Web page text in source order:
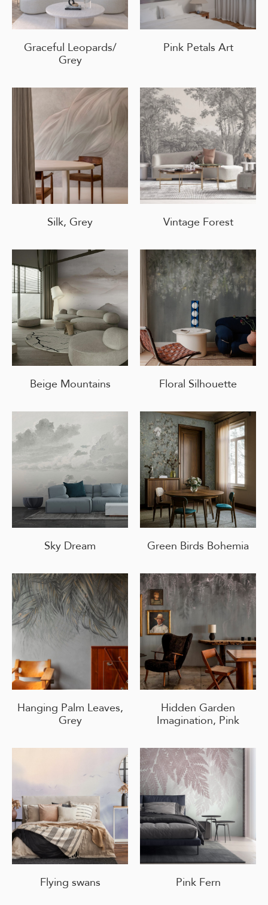
Graceful Leopards/
Grey
Pink Petals Art
Silk, Grey Vintage Forest
Beige Mountains Floral Silhouette
Sky Dream Green Birds Bohemia
Hanging Palm Leaves,
Grey
Hidden Garden
Imagination, Pink
Flying swans Pink Fern